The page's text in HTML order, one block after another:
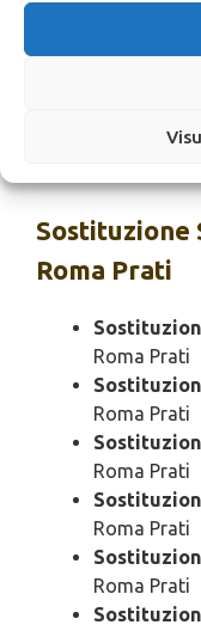
Cambio
Cambio
Cambio
Sostituzione
Roma Prati
Roma Prati
Roma Prati
Roma Prati
Roma Prati
Roma Prati